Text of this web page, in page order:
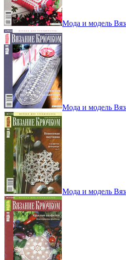
Мода и модель
Мода и модель
Мода и модель